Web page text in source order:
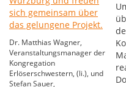
Dr. Matthias Wagner,
Veranstaltungsmanager der
Kongregation
Erlöserschwestern, (li.), und
Stefan Sauer,